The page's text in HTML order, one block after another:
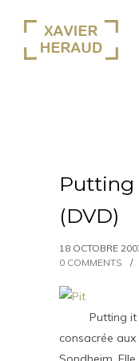
(DVD)
18 OCTOBRE
0 COMMENTS
/
Putting it
consacrée